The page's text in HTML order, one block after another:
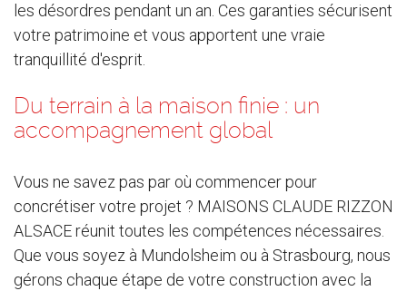
les désordres pendant un an. Ces garanties sécurisent
votre patrimoine et vous apportent une vraie
tranquillité d'esprit.
Du terrain à la maison finie : un
accompagnement global
Vous ne savez pas par où commencer pour
concrétiser votre projet ? MAISONS CLAUDE RIZZON
ALSACE réunit toutes les compétences nécessaires.
Que vous soyez à Mundolsheim ou à Strasbourg, nous
gérons chaque étape de votre construction avec la